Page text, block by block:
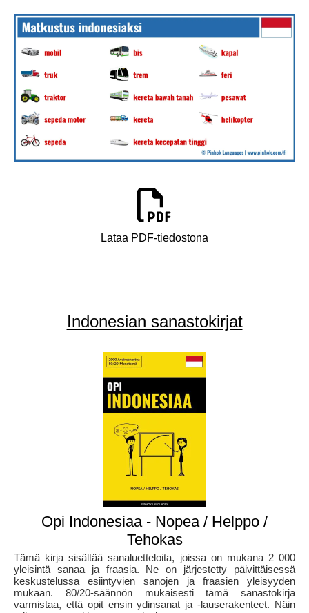
Lataa PDF-tiedostona
Indonesian sanastokirjat
Opi Indonesiaa - Nopea / Helppo /
Tehokas
Tämä kirja sisältää sanaluetteloita, joissa on mukana 2 000
yleisintä sanaa ja fraasia. Ne on järjestetty päivittäisessä
keskustelussa esiintyvien sanojen ja fraasien yleisyyden
mukaan. 80/20-säännön mukaisesti tämä sanastokirja
varmistaa, että opit ensin ydinsanat ja -lauserakenteet. Näin